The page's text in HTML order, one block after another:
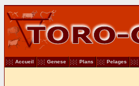
Accueil Genese Plans Pelages